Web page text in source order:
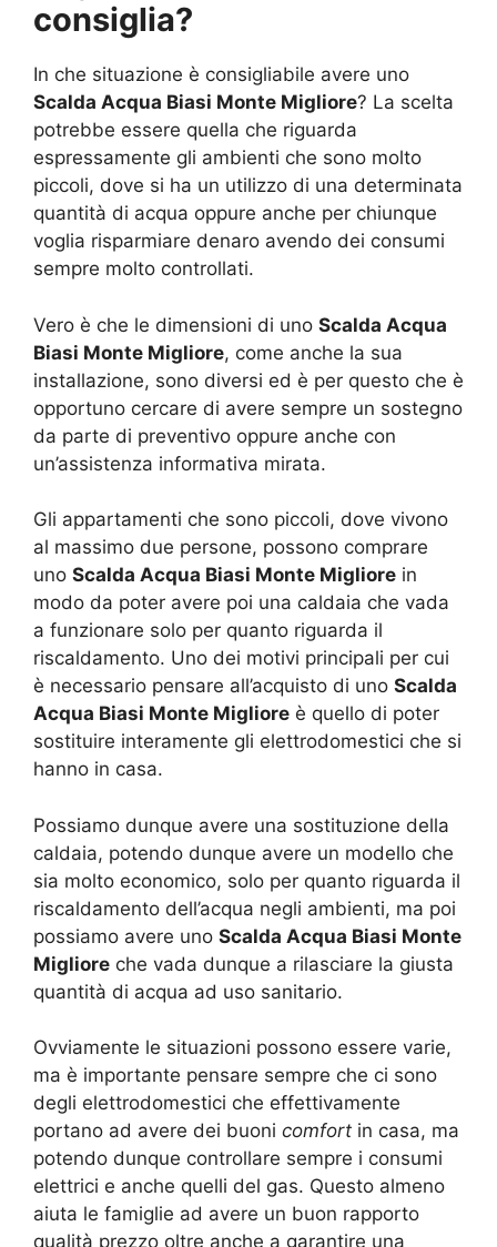
consiglia?
In che situazione è consigliabile avere uno
Scalda Acqua Biasi Monte Migliore? La scelta
potrebbe essere quella che riguarda
espressamente gli ambienti che sono molto
piccoli, dove si ha un utilizzo di una determinata
quantità di acqua oppure anche per chiunque
voglia risparmiare denaro avendo dei consumi
sempre molto controllati.
Vero è che le dimensioni di uno Scalda Acqua
Biasi Monte Migliore, come anche la sua
installazione, sono diversi ed è per questo che è
opportuno cercare di avere sempre un sostegno
da parte di preventivo oppure anche con
un’assistenza informativa mirata.
Gli appartamenti che sono piccoli, dove vivono
al massimo due persone, possono comprare
uno Scalda Acqua Biasi Monte Migliore in
modo da poter avere poi una caldaia che vada
a funzionare solo per quanto riguarda il
riscaldamento. Uno dei motivi principali per cui
è necessario pensare all’acquisto di uno Scalda
Acqua Biasi Monte Migliore è quello di poter
sostituire interamente gli elettrodomestici che si
hanno in casa.
Possiamo dunque avere una sostituzione della
caldaia, potendo dunque avere un modello che
sia molto economico, solo per quanto riguarda il
riscaldamento dell’acqua negli ambienti, ma poi
possiamo avere uno Scalda Acqua Biasi Monte
Migliore che vada dunque a rilasciare la giusta
quantità di acqua ad uso sanitario.
Ovviamente le situazioni possono essere varie,
ma è importante pensare sempre che ci sono
degli elettrodomestici che effettivamente
portano ad avere dei buoni comfort in casa, ma
potendo dunque controllare sempre i consumi
elettrici e anche quelli del gas. Questo almeno
aiuta le famiglie ad avere un buon rapporto
qualità prezzo oltre anche a garantire una